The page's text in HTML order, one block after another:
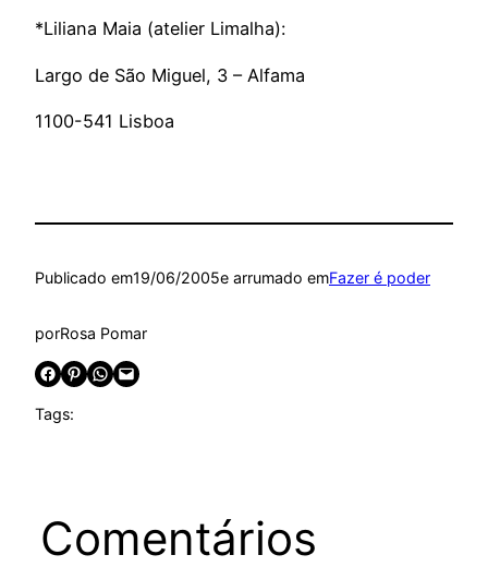
*Liliana Maia (atelier Limalha):
Largo de São Miguel, 3 – Alfama
1100-541 Lisboa
Publicado em19/06/2005e arrumado emFazer é poder
porRosa Pomar
Share on Facebook Share on Pinterest Share on WhatsApp Email this Page
Tags:
Comentários